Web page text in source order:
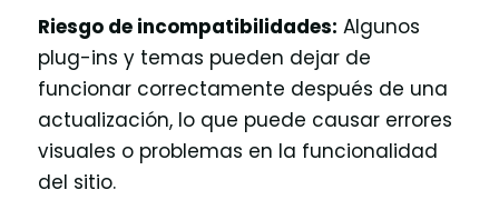
Riesgo de incompatibilidades: Algunos
plug-ins y temas pueden dejar de
funcionar correctamente después de una
actualización, lo que puede causar errores
visuales o problemas en la funcionalidad
del sitio.